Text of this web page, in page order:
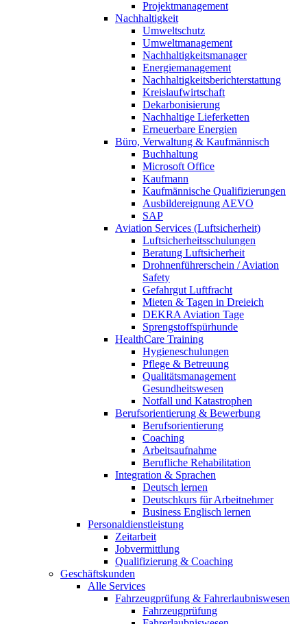
Projektmanagement
Nachhaltigkeit
Umweltschutz
Umweltmanagement
Nachhaltigkeitsmanager
Energiemanagement
Nachhaltigkeitsberichterstattung
Kreislaufwirtschaft
Dekarbonisierung
Nachhaltige Lieferketten
Erneuerbare Energien
Büro, Verwaltung & Kaufmännisch
Buchhaltung
Microsoft Office
Kaufmann
Kaufmännische Qualifizierungen
Ausbildereignung AEVO
SAP
Aviation Services (Luftsicherheit)
Luftsicherheitsschulungen
Beratung Luftsicherheit
Drohnenführerschein / Aviation
Safety
Gefahrgut Luftfracht
Mieten & Tagen in Dreieich
DEKRA Aviation Tage
Sprengstoffspürhunde
HealthCare Training
Hygieneschulungen
Pflege & Betreuung
Qualitätsmanagement
Gesundheitswesen
Notfall und Katastrophen
Berufsorientierung & Bewerbung
Berufsorientierung
Coaching
Arbeitsaufnahme
Berufliche Rehabilitation
Integration & Sprachen
Deutsch lernen
Deutschkurs für Arbeitnehmer
Business Englisch lernen
Personaldienstleistung
Zeitarbeit
Jobvermittlung
Qualifizierung & Coaching
Geschäftskunden
Alle Services
Fahrzeugprüfung & Fahrerlaubniswesen
Fahrzeugprüfung